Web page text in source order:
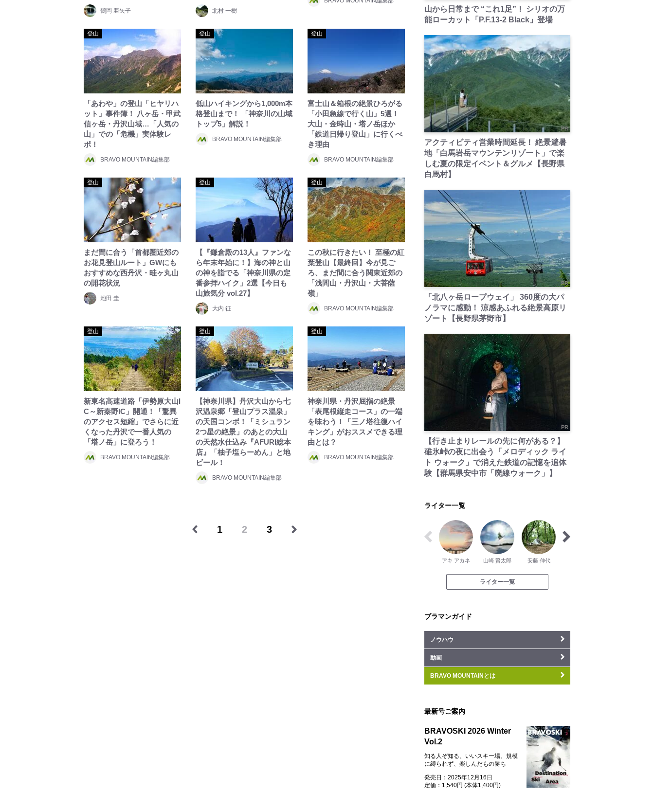
鶴岡 亜矢子 北村 一樹
登山
「あわや」の登山「ヒヤリハ
ット」事件簿！ 八ヶ岳・甲武
信ヶ岳・丹沢山域…「人気の
山」での「危機」実体験レ
ポ！
BRAVO MOUNTAIN編集部
登山
低山ハイキングから1,000m本
格登山まで！ 「神奈川の山域
トップ5」解説！
BRAVO MOUNTAIN編集部
登山
富士山＆箱根の絶景ひろがる
「小田急線で行く山」5選！
大山・金時山・塔ノ岳ほか
「鉄道日帰り登山」に行くべ
き理由
BRAVO MOUNTAIN編集部
登山
まだ間に合う「首都圏近郊の
お花見登山ルート」GWにも
おすすめな西丹沢・畦ヶ丸山
の開花状況
池田 圭
登山
【『鎌倉殿の13人』ファンな
ら年末年始に！】海の神と山
の神を詣でる「神奈川県の定
番参拝ハイク」2選【今日も
山旅気分 vol.27】
大内 征
登山
この秋に行きたい！ 至極の紅
葉登山【最終回】今が見ご
ろ、まだ間に合う関東近郊の
「浅間山・丹沢山・大菩薩
嶺」
BRAVO MOUNTAIN編集部
登山
新東名高速道路「伊勢原大山I
C～新秦野IC」開通！「驚異
のアクセス短縮」でさらに近
くなった丹沢で一番人気の
「塔ノ岳」に登ろう！
BRAVO MOUNTAIN編集部
登山
【神奈川県】丹沢大山から七
沢温泉郷「登山プラス温泉」
の天国コンボ！「ミシュラン
2つ星の絶景」のあとの大山
の天然水仕込み『AFURI総本
店』「柚子塩らーめん」と地
ビール！
BRAVO MOUNTAIN編集部
登山
神奈川県・丹沢屈指の絶景
「表尾根縦走コース」の一端
を味わう！「三ノ塔往復ハイ
キング」がおススメできる理
由とは？
BRAVO MOUNTAIN編集部
1 2 3
山から日常まで “これ1足”！ シリオの万
能ローカット「P.F.13-2 Black」登場
PR
アクティビティ営業時間延長！ 絶景避暑
地「白馬岩岳マウンテンリゾート」で楽
しむ夏の限定イベント＆グルメ【長野県
白馬村】
PR
「北八ヶ岳ロープウェイ」 360度の大パ
ノラマに感動！ 涼感あふれる絶景高原リ
ゾート【長野県茅野市】
PR
【行き止まりレールの先に何がある？】
碓氷峠の夜に出会う「メロディック ライ
ト ウォーク」で消えた鉄道の記憶を追体
験【群馬県安中市「廃線ウォーク」】
ライター一覧
アキ アカネ 山崎 賢太郎 安藤 伸代
ライター一覧
ブラマンガイド
ノウハウ
動画
BRAVO MOUNTAINとは
最新号ご案内
BRAVOSKI 2026 Winter
Vol.2
知る人ぞ知る、いいスキー場。規模
に縛られず、楽しんだもの勝ち
発売日：2025年12月16日
定価：1,540円 (本体1,400円)